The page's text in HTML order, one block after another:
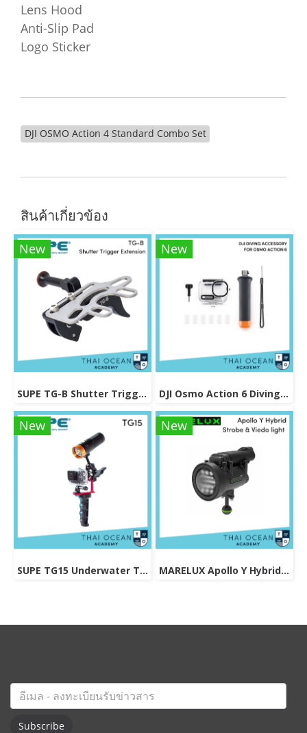
Lens Hood
Anti-Slip Pad
Logo Sticker
DJI OSMO Action 4 Standard Combo Set
สินค้าเกี่ยวข้อง
New
SUPE TG-B Shutter Trigger Extension
New
DJI Osmo Action 6 Diving Accessory
New
SUPE TG15 Underwater Tray For Gopro / Action Camera
New
MARELUX Apollo Y Hybrid Strobe & Viedo light (Patented Design) 3000 lumen
Subscribe